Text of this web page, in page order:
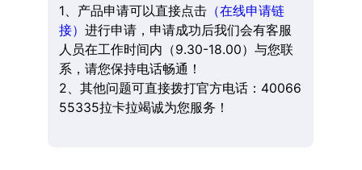
1、产品申请可以直接点击（在线申请链
接） 进行申请，申请成功后我们会有客服
人员在工作时间内（9.30-18.00）与您联
系，请您保持电话畅通！
2、其他问题可直接拨打官方电话：40066
55335拉卡拉竭诚为您服务！